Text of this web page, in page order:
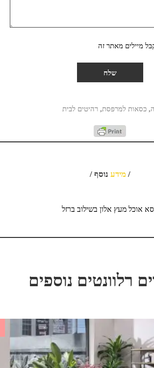
מיילים מאתר זה
, כסאות למרפסת, רהיטים לבית
/ מידע נוסף /
אוכל מעץ אלון בשילוב ברזל
רלוונטים נוספים